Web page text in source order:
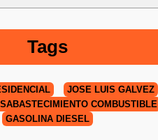
Tags
JOSÉ LUIS GÁLVEZ
COMBUSTIBLE
GASOLINA DIESEL